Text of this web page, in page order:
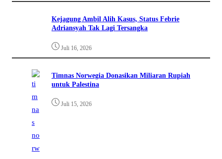
Kejagung Ambil Alih Kasus, Status Febrie
Adriansyah Tak Lagi Tersangka
Juli 16, 2026
Timnas Norwegia Donasikan Miliaran Rupiah
untuk Palestina
Juli 15, 2026